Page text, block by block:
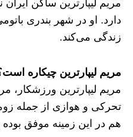
مریم لیپارترین ساکن ایران
دارد. او در شهر بندری
زندگی می‌کند.
مریم لیپارترین چیکاره
مریم لیپارترین ورزشکار،
تحرکی و هوازی از جمله
هم در این زمینه موفق